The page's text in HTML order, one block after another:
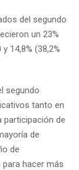
del segundo
un 23%
14,8% (38,2%
segundo
tanto en
participación de
de
de
hacer más